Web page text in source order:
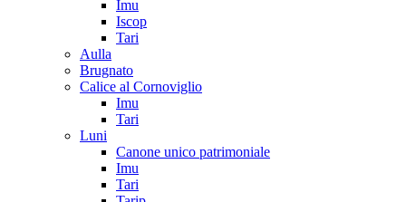
Imu
Iscop
Tari
Aulla
Brugnato
Calice al Cornoviglio
Imu
Tari
Luni
Canone unico patrimoniale
Imu
Tari